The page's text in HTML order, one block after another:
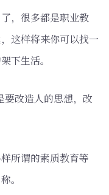
，很多都是职业教
这样将来你可以找一
下生活。
改造人的思想，改
所谓的素质教育等
。